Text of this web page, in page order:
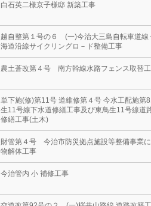
白石英二様京子様邸 新築工事
越自整第１号の６ (一)今治大三島自転車道線
海道沿線サイクリングロ－ド整備工事
農土蒼改第４号 南方幹線水路フェンス取替
単下施(修)第11号 道維修第４号 今水工配施
生11号線下水道修繕工事及び東鳥生11号線道
修繕工事(土木)
財管第４号 今治市防災拠点施設等整備事業
物解体工事
今治管内 小 補修工事